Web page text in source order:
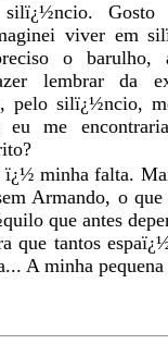
viver em
o barulho,
lembrar da
silï¿½ncio,
me
ï¿½ minha falta.
Armando, o
que antes
que tantos
A minha